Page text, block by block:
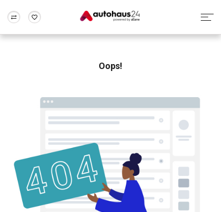
Rund um die Inzahlungnahme
Oops!